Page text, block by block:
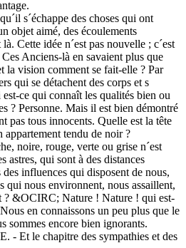
s´échappe des choses qui ont
objet aimé, des écoulements
Cette idée n´est pas nouvelle ; c´est
Anciens-là en savaient plus que
la vision comment se fait-elle ? Par
qui se détachent des corps et s
ce qui connaît les qualités bien ou
? Personne. Mais il est bien démontré
pas tous innocents. Quelle est la tête
appartement tendu de noir ?
noire, rouge, verte ou grise n´est
astres, qui sont à des distances
influences qui disposent de nous,
qui nous environnent, nous assaillent,
? &OCIRC; Nature ! Nature ! qui est-
en connaissons un peu plus que le
sommes encore bien ignorants.
Et le chapitre des sympathies et des